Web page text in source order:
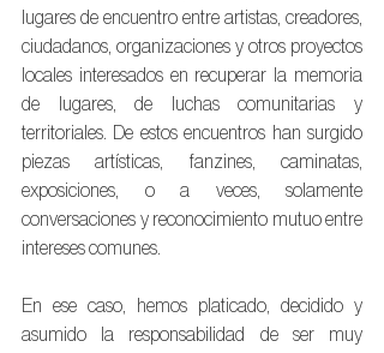
lugares de encuentro entre artistas, creadores,
ciudadanos, organizaciones y otros proyectos
locales interesados en recuperar la memoria
de lugares, de luchas comunitarias y
territoriales. De estos encuentros han surgido
piezas artísticas, fanzines, caminatas,
exposiciones, o a veces, solamente
conversaciones y reconocimiento mutuo entre
intereses comunes.
En ese caso, hemos platicado, decidido y
asumido la responsabilidad de ser muy